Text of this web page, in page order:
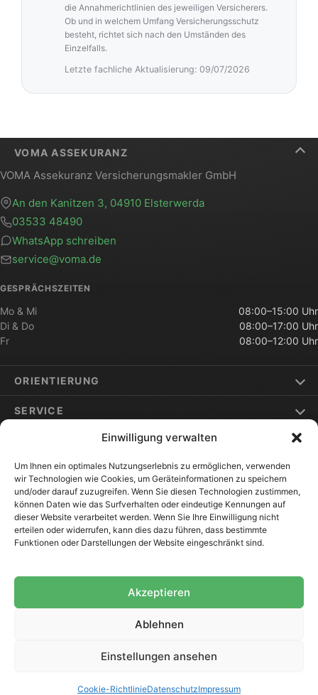
Einwilligung verwalten
Um Ihnen ein optimales Nutzungserlebnis zu ermöglichen, verwenden
wir Technologien wie Cookies, um Geräteinformationen zu speichern
und/oder darauf zuzugreifen. Wenn Sie diesen Technologien zustimmen,
können Daten wie das Surfverhalten oder eindeutige Kennungen auf
dieser Website verarbeitet werden. Wenn Sie Ihre Einwilligung nicht
erteilen oder widerrufen, kann dies dazu führen, dass bestimmte
Funktionen oder Darstellungen der Website eingeschränkt sind.
Akzeptieren
Ablehnen
Einstellungen ansehen
Cookie-RichtlinieDatenschutzImpressum
die Annahmerichtlinien des jeweiligen Versicherers.
Ob und in welchem Umfang Versicherungsschutz
besteht, richtet sich nach den Umständen des
Einzelfalls.
Letzte fachliche Aktualisierung: 09/07/2026
VOMA ASSEKURANZ
VOMA Assekuranz Versicherungsmakler GmbH
An den Kanitzen 3, 04910 Elsterwerda
03533 48490
WhatsApp schreiben
service@voma.de
GESPRÄCHSZEITEN
Mo & Mi
08:00–15:00 Uhr
Di & Do
08:00–17:00 Uhr
Fr
08:00–12:00 Uhr
ORIENTIERUNG
SERVICE
ELSTERWERDA & UMGEBUNG
VOMA Assekuranz
Versicherungsmakler GmbH
192 Bewertungen auf ProvenExpert.com
Impressum·Datenschutz·Cookie-Richtlinie (EU)